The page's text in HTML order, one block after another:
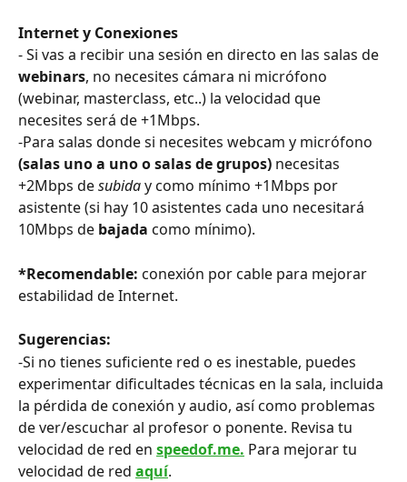
Internety Conexiones
- Si vas a recibir una sesión en directo en las salas de
webinars, no necesites cámara ni micrófono
(webinar, masterclass, etc..) la velocidad que
necesites será de +1Mbps.
-Para salas donde si necesites webcam y micrófono
(salas uno a uno o salas de grupos) necesitas
+2Mbps de subida y como mínimo +1Mbps por
asistente (si hay 10 asistentes cada uno necesitará
10Mbps de bajada como mínimo).
*Recomendable: conexión por cable para mejorar
estabilidad de Internet.
Sugerencias:
-Si no tienes suficiente red o es inestable, puedes
experimentar dificultades técnicas en la sala, incluida
la pérdida de conexión y audio, así como problemas
de ver/escuchar al profesor o ponente. Revisa tu
velocidad de red en speedof.me. Para mejorar tu
velocidad de red aquí.